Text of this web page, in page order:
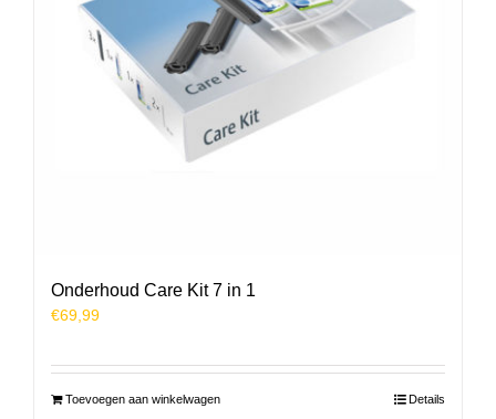
Onderhoud Care Kit 7 in 1
€69,99
Toevoegen aan winkelwagen Details